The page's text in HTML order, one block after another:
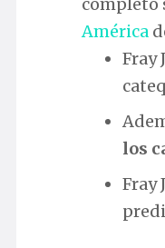
América
Fray
los
Fray